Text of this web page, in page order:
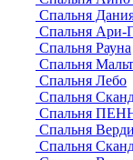
Спальня
Спальня Ари-
Спальня Рауна
Спальня
Спальня Лебо
Спальня
Спальня
Спальня Верди
Спальня